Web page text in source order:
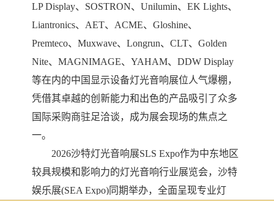
LP Display、SOSTRON、Unilumin、EK Lights、
Liantronics、AET、ACME、Gloshine、
Premteco、Muxwave、Longrun、CLT、Golden
Nite、MAGNIMAGE、YAHAM、DDW Display
等在内的中国显示设备灯光音响展位人气爆棚，
凭借其卓越的创新能力和出色的产品吸引了众多
国际采购商驻足洽谈，成为展会现场的焦点之
一。
2026沙特灯光音响展SLS Expo作为中东地区
较具规模和影响力的灯光音响行业展览会，沙特
娱乐展(SEA Expo)同期举办，全面呈现专业灯